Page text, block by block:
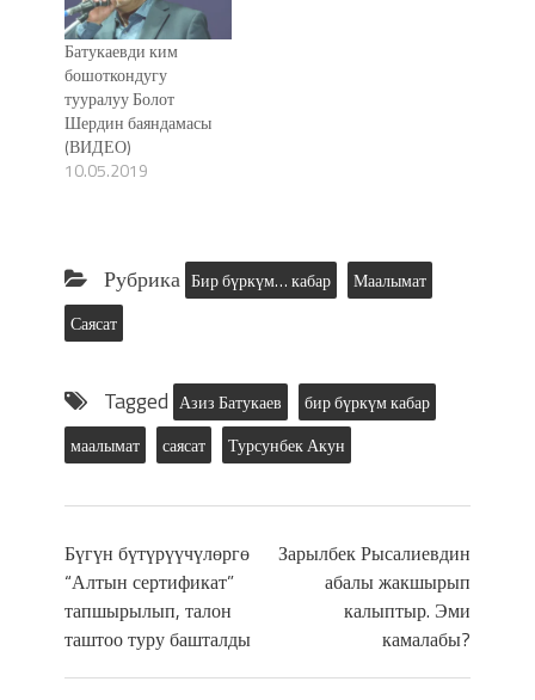
Батукаевди ким
бошоткондугу
тууралуу Болот
Шердин баяндамасы
(ВИДЕО)
10.05.2019
Рубрика Бир бүркүм… кабар
Маалымат
Саясат
Tagged Азиз Батукаев
бир бүркүм кабар
маалымат
саясат Турсунбек Акун
Бүгүн бүтүрүүчүлөргө
“Алтын сертификат”
тапшырылып, талон
таштоо туру башталды
Зарылбек Рысалиевдин
абалы жакшырып
калыптыр. Эми
камалабы?